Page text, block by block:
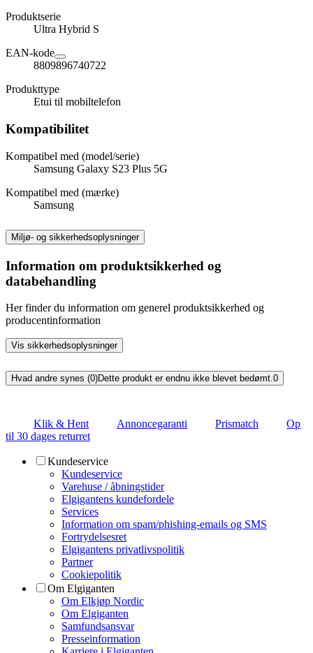
Produktserie
Ultra Hybrid S
EAN-kode
8809896740722
Produkttype
Etui til mobiltelefon
Kompatibilitet
Kompatibel med (model/serie)
Samsung Galaxy S23 Plus 5G
Kompatibel med (mærke)
Samsung
Miljø- og sikkerhedsoplysninger
Information om produktsikkerhed og
databehandling
Her finder du information om generel produktsikkerhed og
producentinformation
Vis sikkerhedsoplysninger
Hvad andre synes (0)Dette produkt er endnu ikke blevet bedømt.0
Klik & Hent Annoncegaranti Prismatch
Op
til 30 dages returret
Kundeservice
Kundeservice
Varehuse / åbningstider
Elgigantens kundefordele
Services
Information om spam/phishing-emails og SMS
Fortrydelsesret
Elgigantens privatlivspolitik
Partner
Cookiepolitik
Om Elgiganten
Om Elkjøp Nordic
Om Elgiganten
Samfundsansvar
Presseinformation